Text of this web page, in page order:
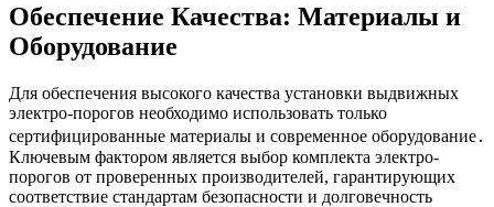
Обеспечение Качества: Материалы и
Оборудование
Для обеспечения высокого качества установки выдвижных
электро-порогов необходимо использовать только
сертифицированные материалы и современное оборудование․
Ключевым фактором является выбор комплекта электро-
порогов от проверенных производителей, гарантирующих
соответствие стандартам безопасности и долговечность